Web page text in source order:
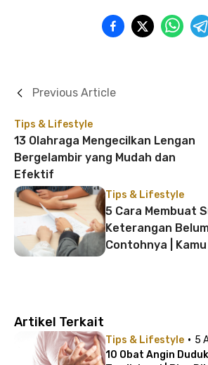
Tips & Lifestyle
13 Olahraga Mengecilkan Lengan
Bergelambir yang Mudah dan
Efektif
Previous Article
Tips & Lifestyle
5 Cara Membuat
Keterangan
Contohnya |
Artikel Terkait
Tips & Lifestyle · 5
10 Obat Angin